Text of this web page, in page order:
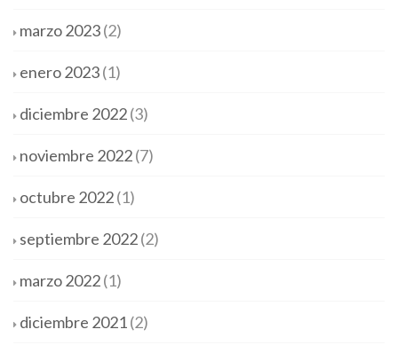
marzo 2023(2)
enero 2023(1)
diciembre 2022(3)
noviembre 2022(7)
octubre 2022(1)
septiembre 2022(2)
marzo 2022(1)
diciembre 2021(2)